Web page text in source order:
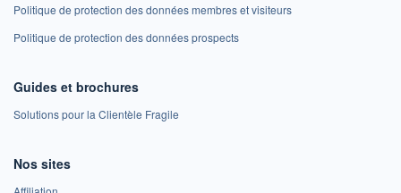
Politique de protection des données membres et visiteurs
Politique de protection des données prospects
Guides et brochures
Solutions pour la Clientèle Fragile
Nos sites